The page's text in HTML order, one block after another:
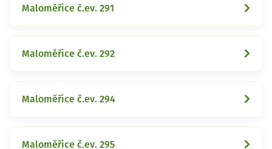
Maloměřice č.ev. 291
Maloměřice č.ev. 292
Maloměřice č.ev. 294
Maloměřice č.ev. 295